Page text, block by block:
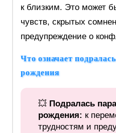
к близким. Это может
чувств, скрытых
предупреждение о
Что означает
рождения
💥 Подралась
рождения: к
трудностям и